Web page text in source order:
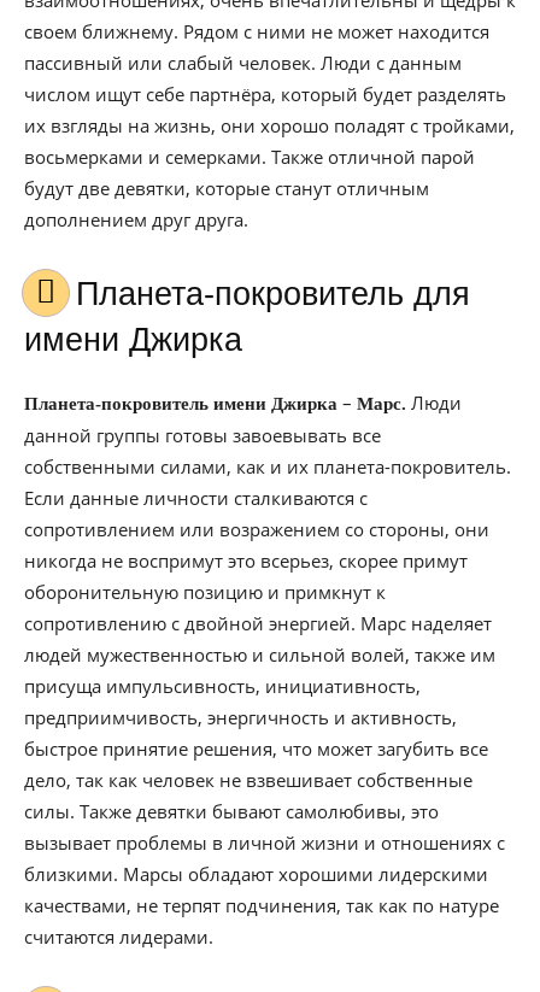
своем ближнему. Рядом с ними не может находится
пассивный или слабый человек. Люди с данным
числом ищут себе партнёра, который будет разделять
их взгляды на жизнь, они хорошо поладят с тройками,
восьмерками и семерками. Также отличной парой
будут две девятки, которые станут отличным
дополнением друг друга.
Планета-покровитель для
имени Джирка
Планета-покровитель имени Джирка – Марс. Люди
данной группы готовы завоевывать все
собственными силами, как и их планета-покровитель.
Если данные личности сталкиваются с
сопротивлением или возражением со стороны, они
никогда не воспримут это всерьез, скорее примут
оборонительную позицию и примкнут к
сопротивлению с двойной энергией. Марс наделяет
людей мужественностью и сильной волей, также им
присуща импульсивность, инициативность,
предприимчивость, энергичность и активность,
быстрое принятие решения, что может загубить все
дело, так как человек не взвешивает собственные
силы. Также девятки бывают самолюбивы, это
вызывает проблемы в личной жизни и отношениях с
близкими. Марсы обладают хорошими лидерскими
качествами, не терпят подчинения, так как по натуре
считаются лидерами.